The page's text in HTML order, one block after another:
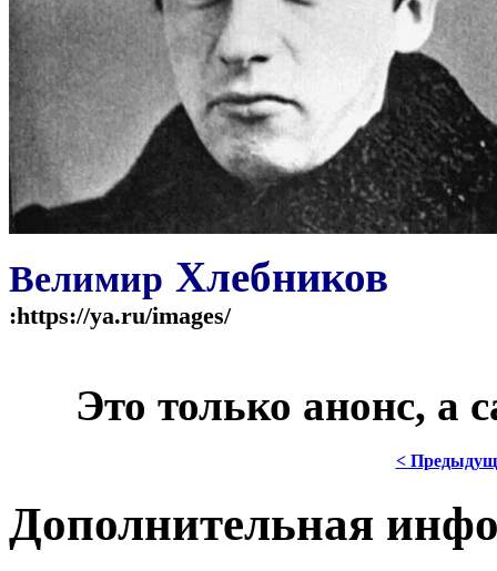
ВелимирХлебников
:https://ya.ru/images/
Это только анонс, а
<
Дополнительная